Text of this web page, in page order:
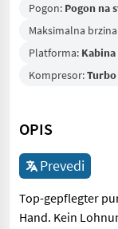
Pogon: Pogon na
Maksimalna
Platforma: Kabina
Kompresor:
OPIS
Prevedi
Top-gepflegter
Hand. Kein